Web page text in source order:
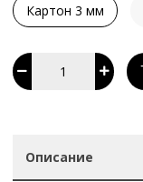
Картон 3 мм
Описание